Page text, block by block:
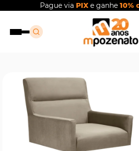
Pague via PIXe ganhe 10%